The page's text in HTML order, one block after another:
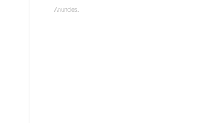
Anuncios.